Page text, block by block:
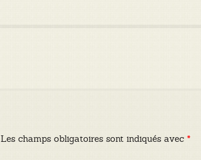
Les champs obligatoires sont indiqués avec*